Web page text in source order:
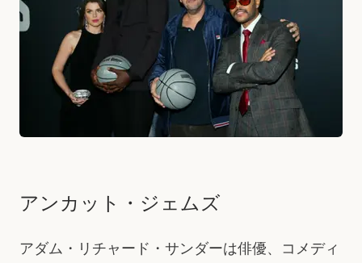
アンカット・ジェムズ
アダム・リチャード・サンダーは俳優、コメディ